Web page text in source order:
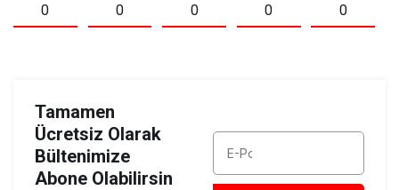
0 0 0 0 0
Tamamen
Ücretsiz Olarak
Bültenimize
Abone Olabilirsin